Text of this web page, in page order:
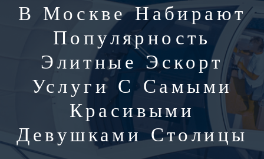
В Москве Набирают
Популярность
Элитные Эскорт
Услуги С Самыми
Красивыми
Девушками Столицы